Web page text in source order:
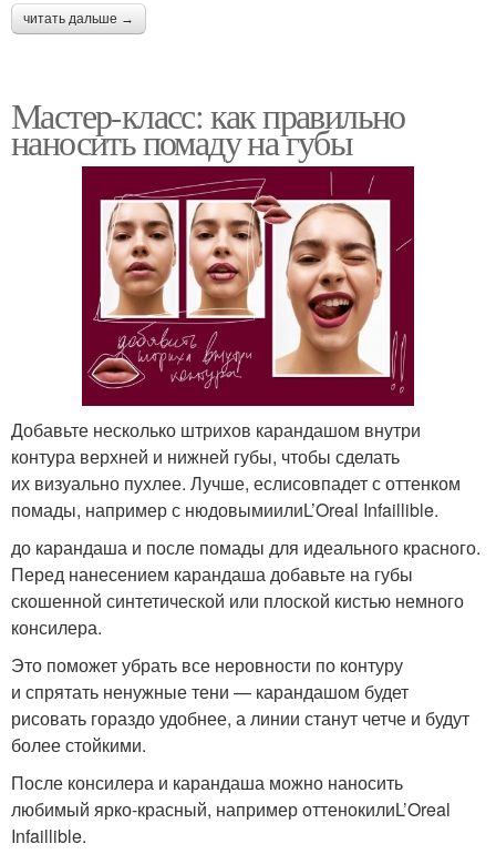
читать дальше →
Мастер-класс: как правильно
наносить помаду на губы
Добавьте несколько штрихов карандашом внутри
контура верхней и нижней губы, чтобы сделать
их визуально пухлее. Лучше, еслисовпадет с оттенком
помады, например с нюдовымиилиL’Oreal Infaillible.
до карандаша и после помады для идеального красного.
Перед нанесением карандаша добавьте на губы
скошенной синтетической или плоской кистью немного
консилера.
Это поможет убрать все неровности по контуру
и спрятать ненужные тени — карандашом будет
рисовать гораздо удобнее, а линии станут четче и будут
более стойкими.
После консилера и карандаша можно наносить
любимый ярко-красный, например оттенокилиL’Oreal
Infaillible.